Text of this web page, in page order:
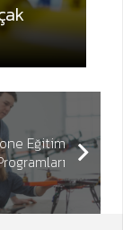
Eğitim